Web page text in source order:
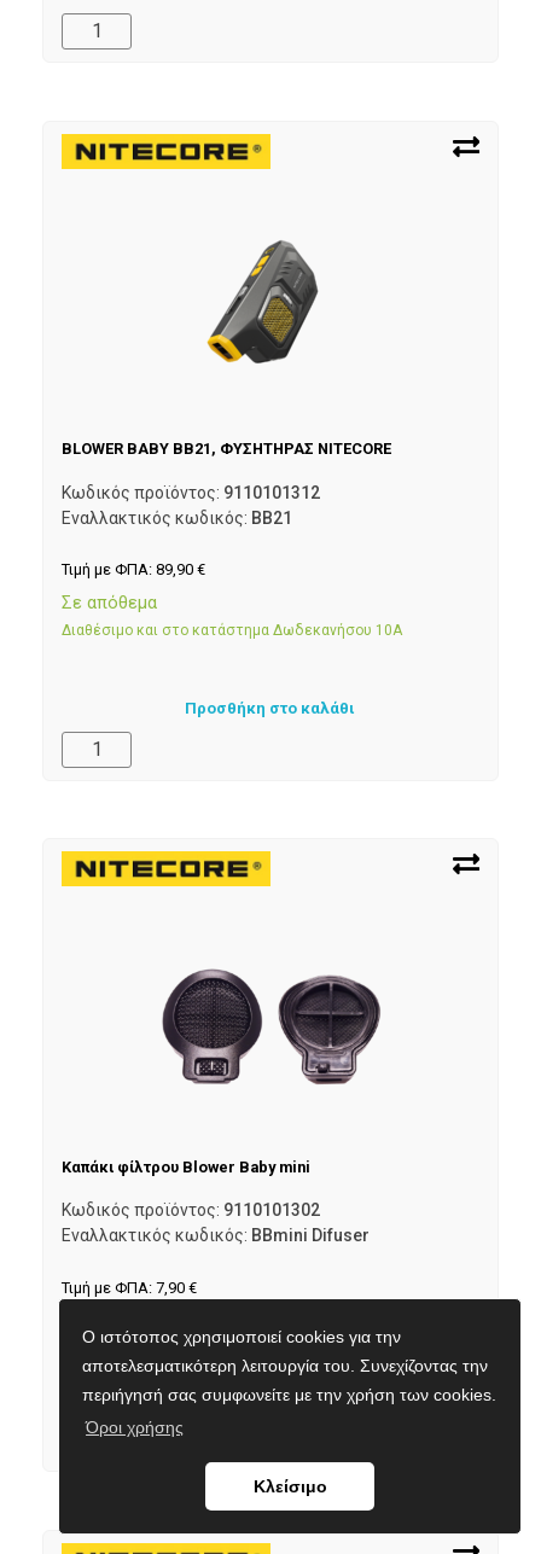
Ο ιστότοπος χρησιμοποιεί cookies για την
αποτελεσματικότερη λειτουργία του. Συνεχίζοντας την
περιήγησή σας συμφωνείτε με την χρήση των cookies.
Όροι χρήσης
Κλείσιμο
BLOWER BABY BB21, ΦΥΣΗΤΗΡΑΣ NITECORE
Κωδικός προϊόντος: 9110101312
Εναλλακτικός κωδικός: BB21
Τιμή με ΦΠΑ: 89,90 €
Σε απόθεμα
Διαθέσιμο και στο κατάστημα Δωδεκανήσου 10Α
Προσθήκη στο καλάθι
Καπάκι φίλτρου Blower Baby mini
Κωδικός προϊόντος: 9110101302
Εναλλακτικός κωδικός: BBmini Difuser
Τιμή με ΦΠΑ: 7,90 €
Προσθήκη στο καλάθι